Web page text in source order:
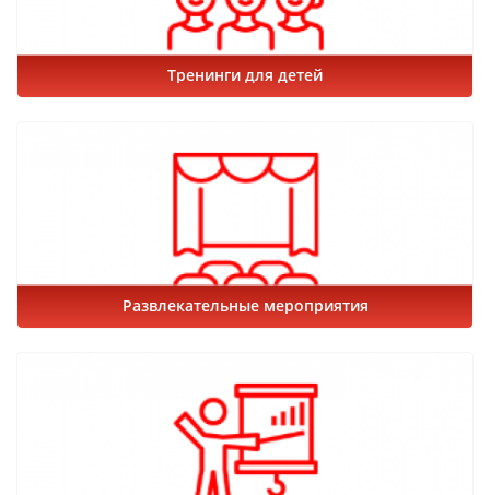
Тренинги для детей
Развлекательные мероприятия